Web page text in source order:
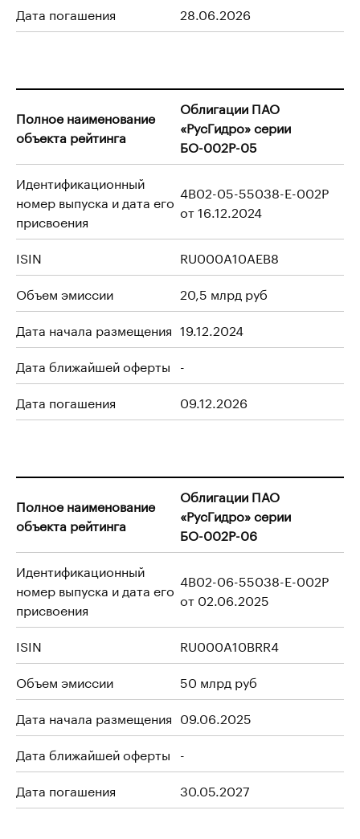
Дата погашения
28.06.2026
Полное наименование
объекта рейтинга
Облигации ПАО
«РусГидро» серии
БО-002Р-05
Идентификационный
номер выпуска и дата его
присвоения
4B02-05-55038-E-002P
от 16.12.2024
ISIN
RU000A10AEB8
Объем эмиссии
20,5 млрд руб
Дата начала размещения 19.12.2024
Дата ближайшей оферты -
Дата погашения
09.12.2026
Полное наименование
объекта рейтинга
Облигации ПАО
«РусГидро» серии
БО-002Р-06
Идентификационный
номер выпуска и дата его
присвоения
4B02-06-55038-E-002P
от 02.06.2025
ISIN
RU000A10BRR4
Объем эмиссии
50 млрд руб
Дата начала размещения 09.06.2025
Дата ближайшей оферты -
Дата погашения
30.05.2027